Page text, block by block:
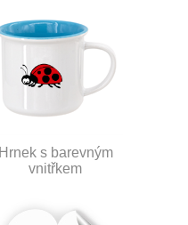
Hrnek s barevným
vnitřkem